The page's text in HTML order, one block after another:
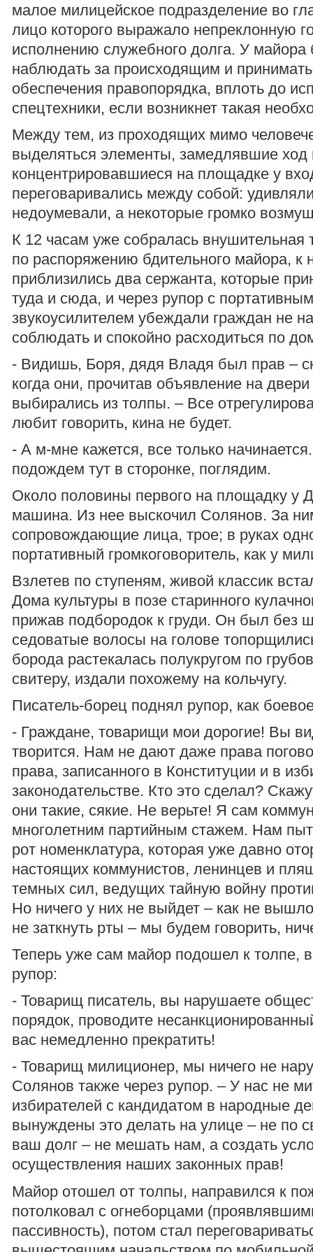
малое милицейское подразделение во
лицо которого выражало непреклонную
исполнению служебного долга. У майора
наблюдать за происходящим и
обеспечения правопорядка, вплоть до
спецтехники, если возникнет такая
Между тем, из проходящих мимо
выделяться элементы, замедлявшие ход
концентрировавшиеся на площадке у
переговаривались между собой:
недоумевали, а некоторые громко
К 12 часам уже собралась внушительная
по распоряжению бдительного майора, к
приблизились два сержанта, которые
туда и сюда, и через рупор с портативным
звукоусилителем убеждали граждан не
соблюдать и спокойно расходиться по
- Видишь, Боря, дядя Владя был прав –
когда они, прочитав объявление на
выбирались из толпы. – Все
любит говорить, кина не будет.
- А м-мне кажется, все только
подождем тут в сторонке, поглядим.
Около половины первого на площадку у
машина. Из нее выскочил Солянов. За
сопровождающие лица, трое; в руках
портативный громкоговоритель, как у
Взлетев по ступеням, живой классик
Дома культуры в позе старинного
прижав подбородок к груди. Он был без
седоватые волосы на голове
борода растекалась полукругом по
свитеру, издали похожему на кольчугу.
Писатель-борец поднял рупор, как
- Граждане, товарищи мои дорогие! Вы
творится. Нам не дают даже права
права, записанного в Конституции и в
законодательстве. Кто это сделал?
они такие, сякие. Не верьте! Я сам
многолетним партийным стажем. Нам
рот номенклатура, которая уже давно
настоящих коммунистов, ленинцев и
темных сил, ведущих тайную войну
Но ничего у них не выйдет – как не
не заткнуть рты – мы будем говорить,
Теперь уже сам майор подошел к толпе,
рупор:
- Товарищ писатель, вы нарушаете
порядок, проводите
вас немедленно прекратить!
- Товарищ милиционер, мы ничего не
Солянов также через рупор. – У нас не
избирателей с кандидатом в народные
вынуждены это делать на улице – не по
ваш долг – не мешать нам, а создать
осуществления наших законных прав!
Майор отошел от толпы, направился к
потолковал с огнеборцами
пассивность), потом стал